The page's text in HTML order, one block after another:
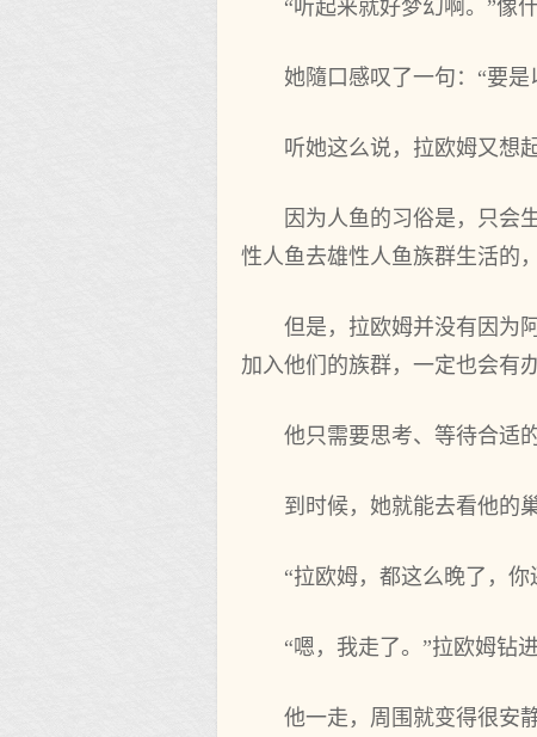
“听起来就好梦幻啊。”像
她隨口感叹了一句：“要
听她这么说，拉欧姆又想
因为人鱼的习俗是，只会
性人鱼去雄性人鱼族群生活的
但是，拉欧姆并没有因为
加入他们的族群，一定也会有办
他只需要思考、等待合适
到时候，她就能去看他的
“拉欧姆，都这么晚了，
“嗯，我走了。”拉欧姆钻
他一走，周围就变得很安